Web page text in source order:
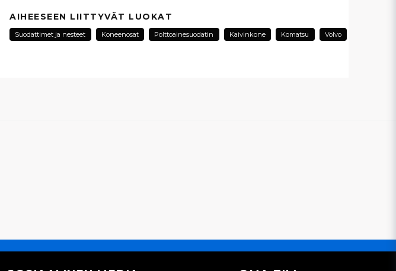
Kysy meiltä tästä tuotteesta...
Lähetä kysymys
AIHEESEEN LIITTYVÄT LUOKAT
Suodattimet ja nesteet Koneenosat Polttoainesuodatin Kaivinkone Komatsu Volvo